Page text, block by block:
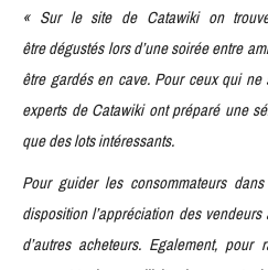
« Sur le site de Catawiki on
être dégustés lors d’une soirée entre
être gardés en cave. Pour ceux qui
experts de Catawiki ont préparé une
que des lots intéressants.
Pour guider les consommateurs
disposition l’appréciation des
d’autres acheteurs. Egalement,